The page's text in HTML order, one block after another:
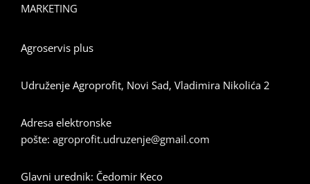
MARKETING
Agroservis plus
Udruženje Agroprofit, Novi Sad, Vladimira Nikolića 2
Adresa elektronske
pošte: agroprofit.udruzenje@gmail.com
Glavni urednik: Čedomir Keco